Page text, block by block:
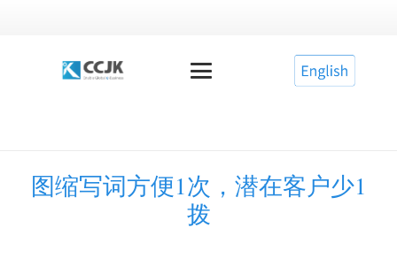
图缩写词方便1次，潜在客户少1
拨